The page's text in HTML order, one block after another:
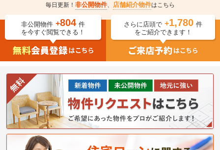
毎日更新！ 非公開物件、 店舗紹介物件はこちら
非公開物件 +804 件
を今すぐ閲覧できる！
さらに店頭で +1,780 件
をご紹介できます！